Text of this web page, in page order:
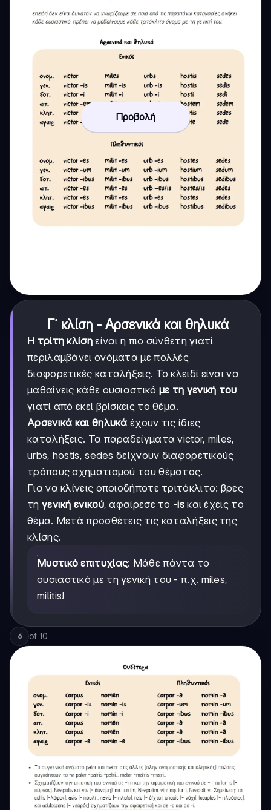
Προβολή
Γ΄ κλίση - Αρσενικά και θηλυκά
Η τρίτη κλίσηείναι η πιο σύνθετη γιατί
περιλαμβάνει ονόματα με πολλές
διαφορετικές καταλήξεις. Το κλειδί είναι να
μαθαίνεις κάθε ουσιαστικό με τη γενική του
γιατί από εκεί βρίσκεις το θέμα.
Αρσενικά και θηλυκά έχουν τις ίδιες
καταλήξεις. Τα παραδείγματα victor, miles,
urbs, hostis, sedes δείχνουν διαφορετικούς
τρόπους σχηματισμού του θέματος.
Για να κλίνεις οποιοδήποτε τριτόκλιτο: βρες
τη γενική ενικού, αφαίρεσε το -isκαι έχεις το
θέμα. Μετά προσθέτεις τις καταλήξεις της
κλίσης.
Μυστικό επιτυχίας: Μάθε πάντα το
ουσιαστικό με τη γενική του - π.χ. miles,
militis!
6 of 10